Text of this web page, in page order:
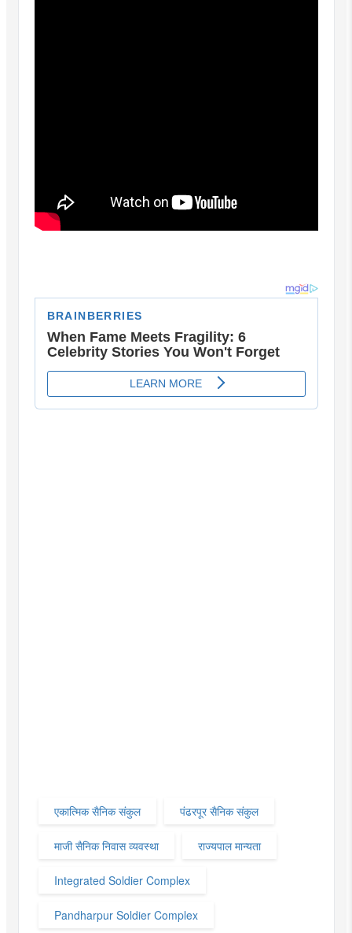
एकात्मिक सैनिक संकुल पंढरपूर सैनिक संकुल
माजी सैनिक निवास व्यवस्था राज्यपाल मान्यता
Integrated Soldier Complex
Pandharpur Soldier Complex